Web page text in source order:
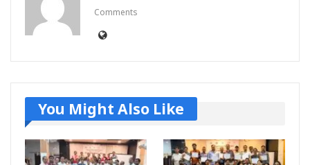
Comments
You Might Also Like